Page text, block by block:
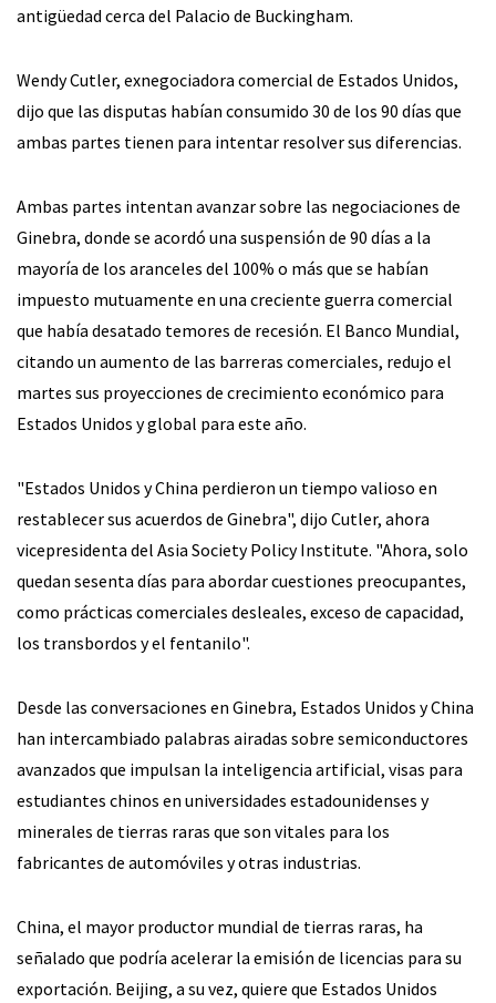
antigüedad cerca del Palacio de Buckingham.
Wendy Cutler, exnegociadora comercial de Estados Unidos,
dijo que las disputas habían consumido 30 de los 90 días que
ambas partes tienen para intentar resolver sus diferencias.
Ambas partes intentan avanzar sobre las negociaciones de
Ginebra, donde se acordó una suspensión de 90 días a la
mayoría de los aranceles del 100% o más que se habían
impuesto mutuamente en una creciente guerra comercial
que había desatado temores de recesión. El Banco Mundial,
citando un aumento de las barreras comerciales, redujo el
martes sus proyecciones de crecimiento económico para
Estados Unidos y global para este año.
"Estados Unidos y China perdieron un tiempo valioso en
restablecer sus acuerdos de Ginebra", dijo Cutler, ahora
vicepresidenta del Asia Society Policy Institute. "Ahora, solo
quedan sesenta días para abordar cuestiones preocupantes,
como prácticas comerciales desleales, exceso de capacidad,
los transbordos y el fentanilo".
Desde las conversaciones en Ginebra, Estados Unidos y China
han intercambiado palabras airadas sobre semiconductores
avanzados que impulsan la inteligencia artificial, visas para
estudiantes chinos en universidades estadounidenses y
minerales de tierras raras que son vitales para los
fabricantes de automóviles y otras industrias.
China, el mayor productor mundial de tierras raras, ha
señalado que podría acelerar la emisión de licencias para su
exportación. Beijing, a su vez, quiere que Estados Unidos